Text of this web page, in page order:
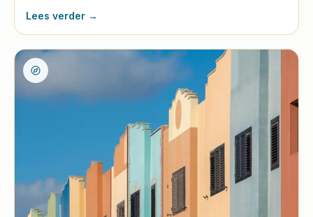
het kost.
Lees verder →